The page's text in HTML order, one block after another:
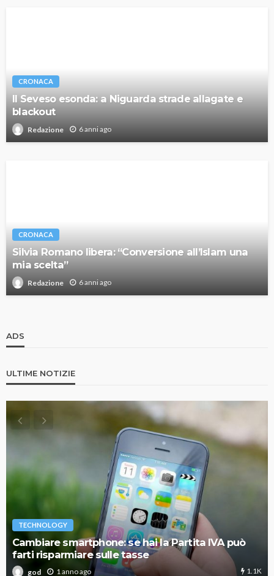
CRONACA
Il Seveso esonda: a Niguarda strade allagate e
blackout
Redazione 6 anni ago
CRONACA
Silvia Romano libera: “Conversione all’Islam una
mia scelta”
Redazione 6 anni ago
ADS
ULTIME NOTIZIE
TECHNOLOGY
Cambiare smartphone: se hai la Partita IVA può
farti risparmiare sulle tasse
god 1 anno ago 1.1K